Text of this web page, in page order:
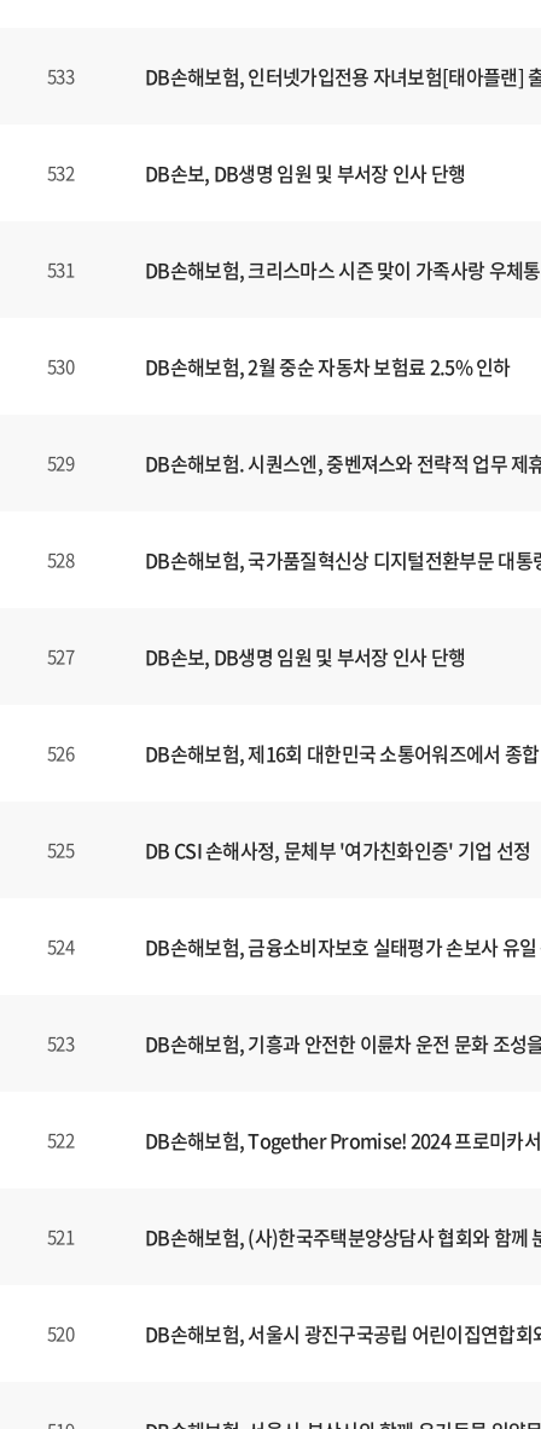
533 DB손해보험, 인터넷가입전용 자녀보험[태아플랜]
532 DB손보, DB생명 임원 및 부서장 인사 단행
531 DB손해보험, 크리스마스 시즌 맞이 가족사랑 우체
530 DB손해보험, 2월 중순 자동차 보험료 2.5% 인하
529 DB손해보험. 시퀀스엔, 중벤져스와 전략적 업무 제
528 DB손해보험, 국가품질혁신상 디지털전환부문 대통
527 DB손보, DB생명 임원 및 부서장 인사 단행
526 DB손해보험, 제16회 대한민국 소통어워즈에서 종
525 DB CSI 손해사정, 문체부 '여가친화인증' 기업 선정
524 DB손해보험, 금융소비자보호 실태평가 손보사 유
523 DB손해보험, 기흥과 안전한 이륜차 운전 문화 조성
522 DB손해보험, Together Promise! 2024 프로미카
521 DB손해보험, (사)한국주택분양상담사 협회와 함께
520 DB손해보험, 서울시 광진구국공립 어린이집연합